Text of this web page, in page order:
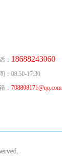
： 18688243060
： 708808171@qq.com
：08:30-17:30